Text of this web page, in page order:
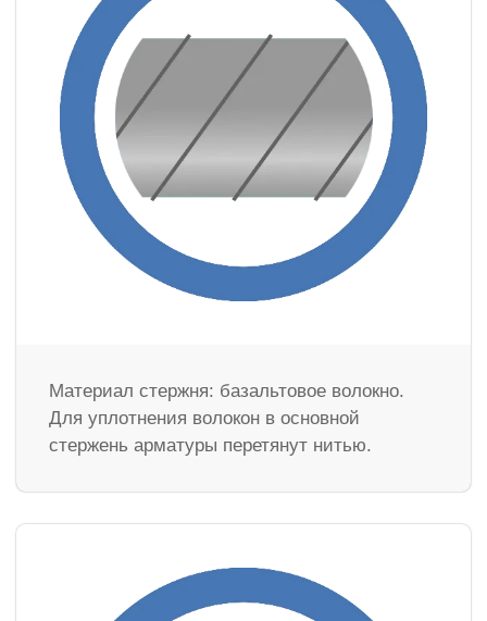
Материал стержня: базальтовое волокно.
Для уплотнения волокон в основной
стержень арматуры перетянут нитью.